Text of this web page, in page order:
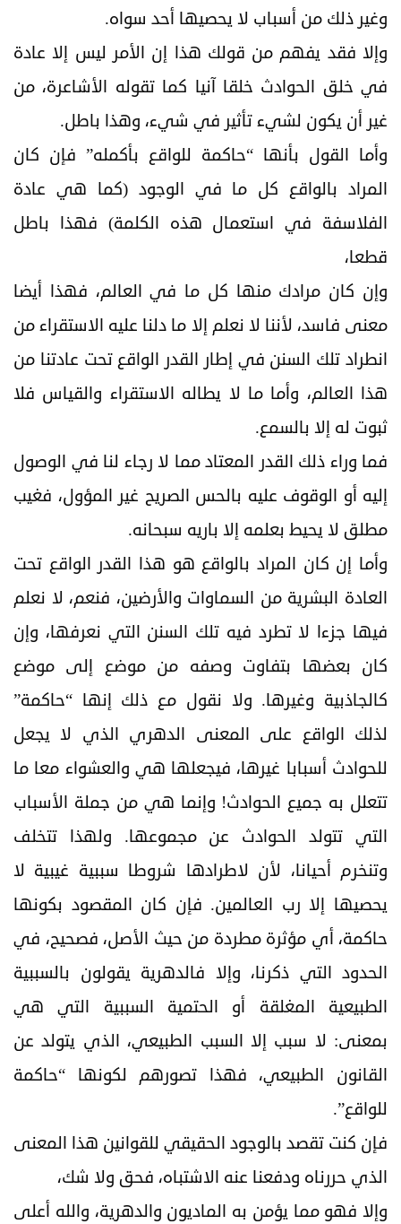
وغير ذلك من أسباب لا يحصيها أحد سواه.
وإلا فقد يفهم من قولك هذا إن الأمر ليس إلا عادة
في خلق الحوادث خلقا آنيا كما تقوله الأشاعرة، من
غير أن يكون لشيء تأثير في شيء، وهذا باطل.
وأما القول بأنها “حاكمة للواقع بأكمله” فإن كان
المراد بالواقع كل ما في الوجود (كما هي عادة
الفلاسفة في استعمال هذه الكلمة) فهذا باطل
قطعا،
وإن كان مرادك منها كل ما في العالم، فهذا أيضا
معنى فاسد، لأننا لا نعلم إلا ما دلنا عليه الاستقراء من
انطراد تلك السنن في إطار القدر الواقع تحت عادتنا من
هذا العالم، وأما ما لا يطاله الاستقراء والقياس فلا
ثبوت له إلا بالسمع.
فما وراء ذلك القدر المعتاد مما لا رجاء لنا في الوصول
إليه أو الوقوف عليه بالحس الصريح غير المؤول، فغيب
مطلق لا يحيط بعلمه إلا باريه سبحانه.
وأما إن كان المراد بالواقع هو هذا القدر الواقع تحت
العادة البشرية من السماوات والأرضين، فنعم، لا نعلم
فيها جزءا لا تطرد فيه تلك السنن التي نعرفها، وإن
كان بعضها بتفاوت وصفه من موضع إلى موضع
كالجاذبية وغيرها. ولا نقول مع ذلك إنها “حاكمة”
لذلك الواقع على المعنى الدهري الذي لا يجعل
للحوادث أسبابا غيرها، فيجعلها هي والعشواء معا ما
تتعلل به جميع الحوادث! وإنما هي من جملة الأسباب
التي تتولد الحوادث عن مجموعها. ولهذا تتخلف
وتنخرم أحيانا، لأن لاطرادها شروطا سببية غيبية لا
يحصيها إلا رب العالمين. فإن كان المقصود بكونها
حاكمة، أي مؤثرة مطردة من حيث الأصل، فصحيح، في
الحدود التي ذكرنا، وإلا فالدهرية يقولون بالسببية
الطبيعية المغلقة أو الحتمية السببية التي هي
بمعنى: لا سبب إلا السبب الطبيعي، الذي يتولد عن
القانون الطبيعي، فهذا تصورهم لكونها “حاكمة
للواقع”.
فإن كنت تقصد بالوجود الحقيقي للقوانين هذا المعنى
الذي حررناه ودفعنا عنه الاشتباه، فحق ولا شك،
وإلا فهو مما يؤمن به الماديون والدهرية، والله أعلى